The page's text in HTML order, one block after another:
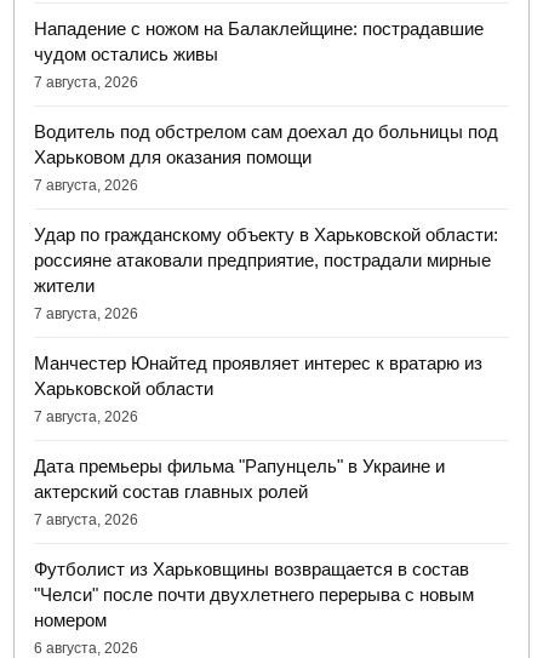
Нападение с ножом на Балаклейщине: пострадавшие
чудом остались живы
7 августа, 2026
Водитель под обстрелом сам доехал до больницы под
Харьковом для оказания помощи
7 августа, 2026
Удар по гражданскому объекту в Харьковской области:
россияне атаковали предприятие, пострадали мирные
жители
7 августа, 2026
Манчестер Юнайтед проявляет интерес к вратарю из
Харьковской области
7 августа, 2026
Дата премьеры фильма "Рапунцель" в Украине и
актерский состав главных ролей
7 августа, 2026
Футболист из Харьковщины возвращается в состав
"Челси" после почти двухлетнего перерыва с новым
номером
6 августа, 2026